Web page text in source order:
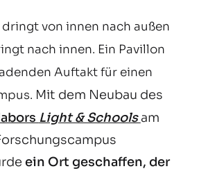
von innen nach außen
nach innen. Ein Pavillon
Auftakt für einen
Mit dem Neubau des
Light & Schoolsam
ein Ort geschaffen, der